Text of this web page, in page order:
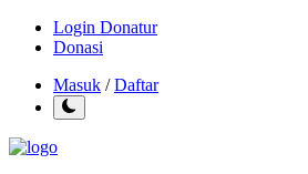
Login Donatur
Donasi
Masuk /Daftar